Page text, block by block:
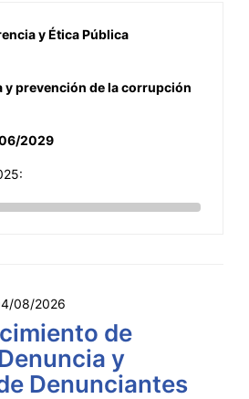
y Ética Pública
prevención de la corrupción
2029
08/2026
de
y
Denunciantes